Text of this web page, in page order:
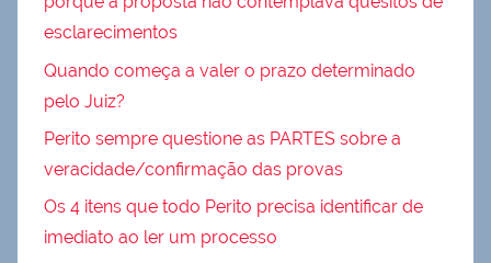
esclarecimentos
Quando começa a valer o prazo determinado
pelo Juiz?
Perito sempre questione as PARTES sobre a
veracidade/confirmação das provas
Os 4 itens que todo Perito precisa identificar de
imediato ao ler um processo